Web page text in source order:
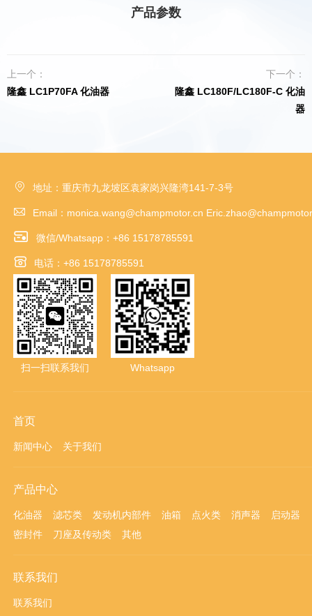
产品参数
上一个：
隆鑫 LC1P70FA 化油器
下一个：
隆鑫 LC180F/LC180F-C 化油
器
 地址：重庆市九龙坡区袁家岗兴隆湾141-7-3号
 Email：monica.wang@champmotor.cn
 微信/Whatsapp：+86 15178785591
 电话：+86 15178785591
扫一扫联系我们 Whatsapp
首页
新闻中心 关于我们
产品中心
化油器 滤芯类 发动机内部件 油箱 点火类 消声器
启动器
密封件
刀座及传动类 其他
联系我们
联系我们